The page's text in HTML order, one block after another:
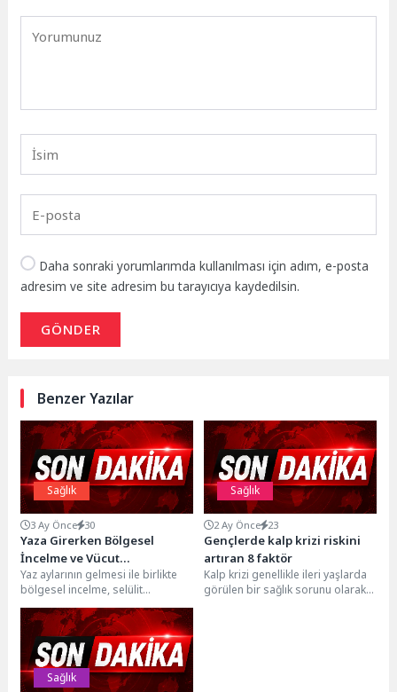
Daha sonraki yorumlarımda kullanılması için adım, e-posta
adresim ve site adresim bu tarayıcıya kaydedilsin.
GÖNDER
Benzer Yazılar
Sağlık
3 Ay Önce 30
Yaza Girerken Bölgesel
İncelme ve Vücut
Şekillendirmede Medikal
Estetik Yaklaşımlar
Yaz aylarının gelmesi ile birlikte
bölgesel incelme, selülit
görünümü ve vücut şekillendirme
uygulamalarına olan ilgi...
Sağlık
2 Ay Önce 23
Gençlerde kalp krizi riskini
artıran 8 faktör
Kalp krizi genellikle ileri yaşlarda
görülen bir sağlık sorunu olarak
Sağlık